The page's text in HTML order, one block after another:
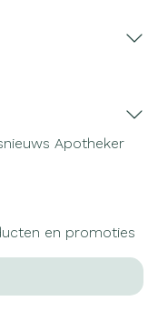
Apotheker
en promoties